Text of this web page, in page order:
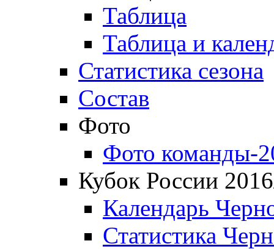
Таблица
Таблица и
Статистика сезона
Состав
Фото
Фото команды-
Кубок России
Календарь
Статистика